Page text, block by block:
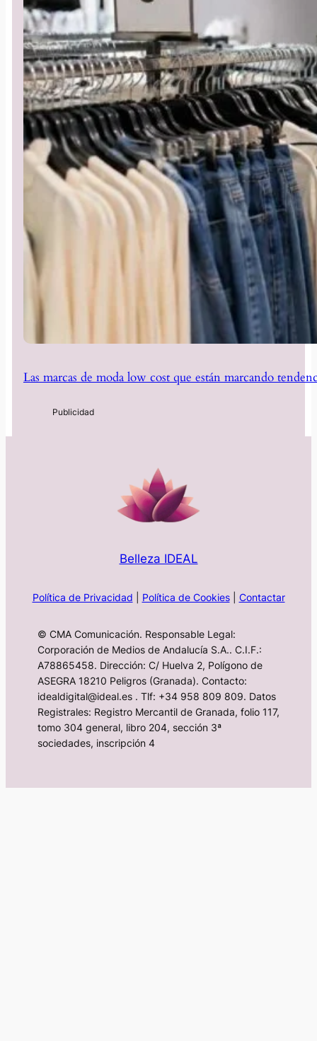
Las marcas de moda low cost que están marcando
Belleza IDEAL
Política de Privacidad Política de Cookies| Contactar
© CMA Comunicación. Responsable Legal:
Corporación de Medios de Andalucía S.A.. C.I.F.:
A78865458. Dirección: C/ Huelva 2, Polígono de
ASEGRA 18210 Peligros (Granada). Contacto:
idealdigital@ideal.es . Tlf: +34 958 809 809. Datos
Registrales: Registro Mercantil de Granada, folio 117,
tomo 304 general, libro 204, sección 3ª
sociedades, inscripción 4